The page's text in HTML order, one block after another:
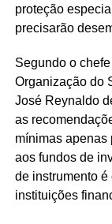
proteção
precisarão
Segundo o
Organização do
José Reynaldo
as
mínimas apenas
aos fundos de
de instrumento
instituições